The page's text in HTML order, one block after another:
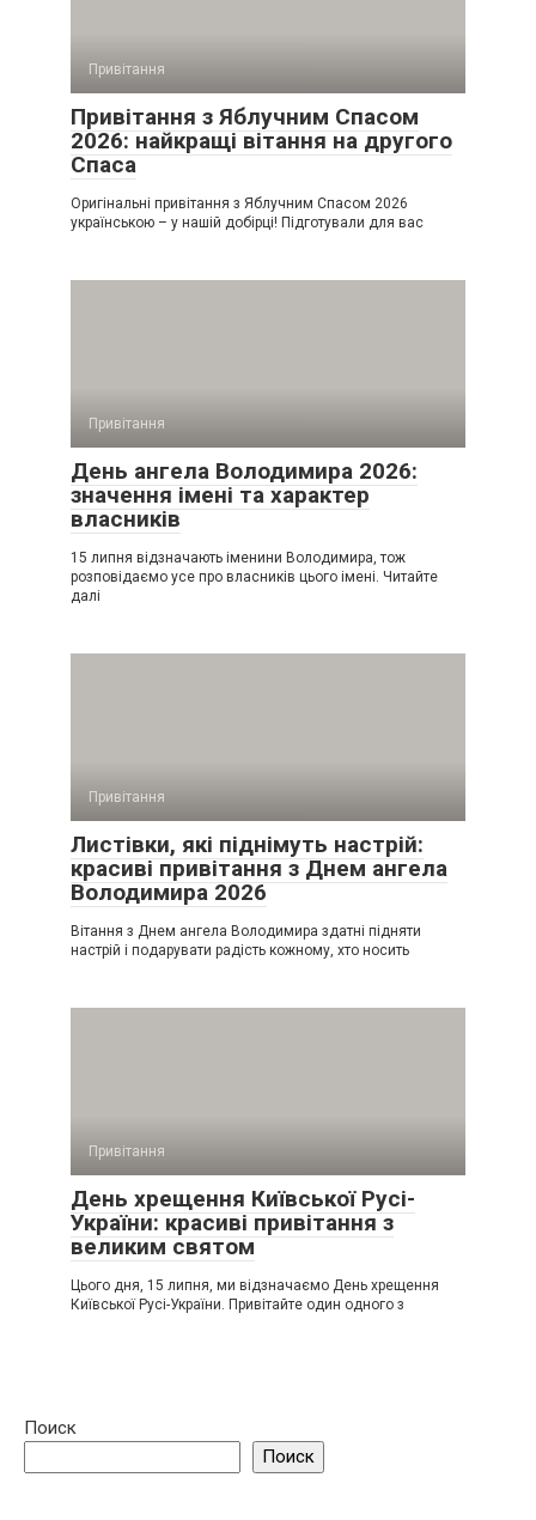
Привітання
Привітання з Яблучним Спасом
2026: найкращі вітання на другого
Спаса
Оригінальні привітання з Яблучним Спасом 2026
українською – у нашій добірці! Підготували для вас
Привітання
День ангела Володимира 2026:
значення імені та характер
власників
15 липня відзначають іменини Володимира, тож
розповідаємо усе про власників цього імені. Читайте
далі
Привітання
Листівки, які піднімуть настрій:
красиві привітання з Днем ангела
Володимира 2026
Вітання з Днем ангела Володимира здатні підняти
настрій і подарувати радість кожному, хто носить
Привітання
День хрещення Київської Русі-
України: красиві привітання з
великим святом
Цього дня, 15 липня, ми відзначаємо День хрещення
Київської Русі-України. Привітайте один одного з
Поиск
Поиск